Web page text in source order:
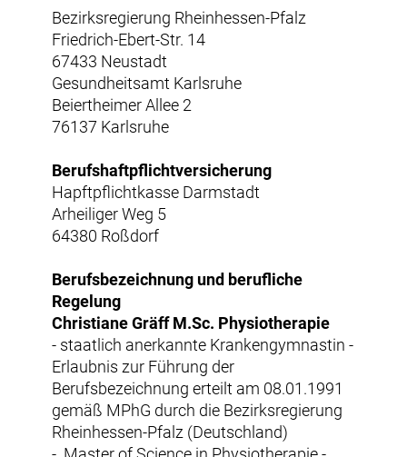
Bezirksregierung Rheinhessen-Pfalz
Friedrich-Ebert-Str. 14
67433 Neustadt
Gesundheitsamt Karlsruhe
Beiertheimer Allee 2
76137 Karlsruhe
Berufshaftpflichtversicherung
Hapftpflichtkasse Darmstadt
Arheiliger Weg 5
64380 Roßdorf
Berufsbezeichnung und berufliche
Regelung
Christiane Gräff M.Sc. Physiotherapie
- staatlich anerkannte Krankengymnastin -
Erlaubnis zur Führung der
Berufsbezeichnung erteilt am 08.01.1991
gemäß MPhG durch die Bezirksregierung
Rheinhessen-Pfalz (Deutschland)